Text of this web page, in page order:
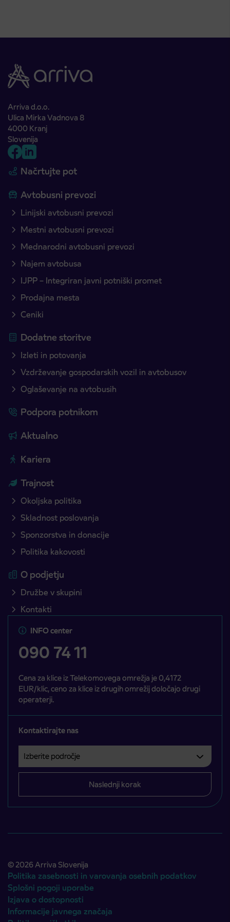
Arriva d.o.o.
Ulica Mirka Vadnova 8
4000 Kranj
Slovenija
Načrtujte pot
Avtobusni prevozi
Linijski avtobusni prevozi
Mestni avtobusni prevozi
Mednarodni avtobusni prevozi
Najem avtobusa
IJPP – Integriran javni potniški promet
Prodajna mesta
Ceniki
Dodatne storitve
Izleti in potovanja
Vzdrževanje gospodarskih vozil in avtobusov
Oglaševanje na avtobusih
Podpora potnikom
Aktualno
Kariera
Trajnost
Okoljska politika
Skladnost poslovanja
Sponzorstva in donacije
Politika kakovosti
O podjetju
Družbe v skupini
Kontakti
INFO center
090 74 11
Cena za klice iz Telekomovega omrežja je 0,4172
EUR/klic, ceno za klice iz drugih omrežij določajo drugi
operaterji.
Kontaktirajte nas
Izberite področje
Področje je obvezno izbrati.
Naslednji korak
© 2026 Arriva Slovenija
Politika zasebnosti in varovanja osebnih podatkov
Splošni pogoji uporabe
Izjava o dostopnosti
Informacije javnega značaja